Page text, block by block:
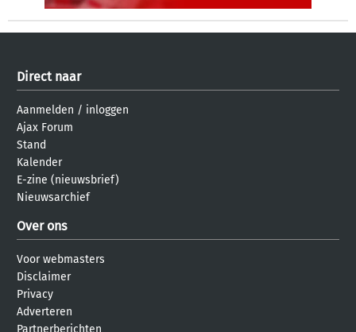
Direct naar
Aanmelden / inloggen
Ajax Forum
Stand
Kalender
E-zine (nieuwsbrief)
Nieuwsarchief
Over ons
Voor webmasters
Disclaimer
Privacy
Adverteren
Partnerberichten